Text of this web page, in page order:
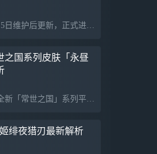
《阴阳师》在8月5日维护后更新，正式进入洛天依联动的预热阶段，并开启了新区天籁和音的集结。猪猪侠联动活动“神猪战纪”也同步上线，持续至8月18日。此次联动中，抽印花机制改变，需要凑齐5枚才能合成式神，存在独立的保底线。同时，氪金装饰与皮肤也让玩家感受到消费压力。整体来看，近期的联动安排显得紧凑且丰富。
之国系列皮肤「永昼
阴阳师即将上线全新「常世之国」系列平将门典藏皮肤「永昼金阶」，预计在5月27日维护后发布。该皮肤设计高端，展示视频引发玩家热烈反响。设定为平行世界，源平两家和平共处，邪马台上构建的常世之国代表着持久的乐土，其独特设定令人向往。
绯夜猎刃最新解析